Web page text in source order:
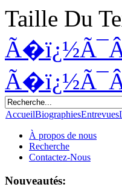
Taille Du
AccueilBiographiesEntrevues
À propos de nous
Recherche
Contactez-Nous
Nouveautés: